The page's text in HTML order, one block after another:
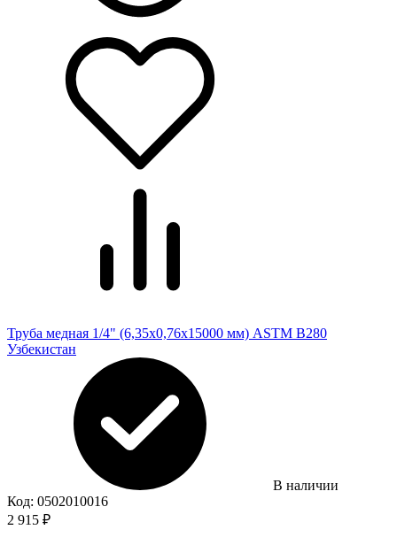
Труба медная 1/4" (6,35х0,76х15000 мм) ASTM B280
Узбекистан
В наличии
Код: 0502010016
2 915 ₽